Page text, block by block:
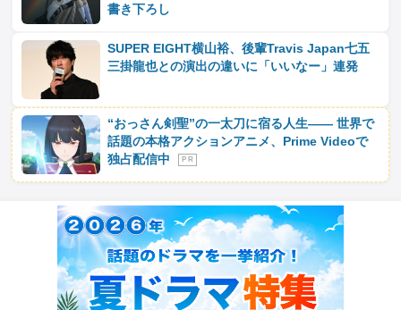
書き下ろし
SUPER EIGHT横山裕、後輩Travis Japan七五
三掛龍也との演出の違いに「いいなー」連発
“おっさん剣聖”の一太刀に宿る人生―― 世界で
話題の本格アクションアニメ、Prime Videoで
独占配信中
P R